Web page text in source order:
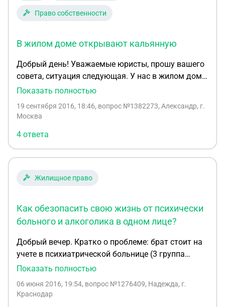
почему?Право собственности
В жилом доме открывают кальянную
Добрый день! Уважаемые юристы, прошу вашего
совета, ситуация следующая. У нас в жилом доме
на первом этаже открывают кальянную, что
предъявить претензии застройщику ? они и сдают
и есть ли законные способы бороться с этим?
Тоесть мы теперь получим бомжей и алкоголиков
под окнами и прочий криминаген. Какой порядок
действий, напишите пожалуйста? есть ли
подобный опыт? судебная практика в этом
Показать полностью
19 сентября 2016, 18:46, вопрос №1382273, Александр, г.
Москва
4 ответа
Жилищное право
Как обезопасить свою жизнь от психически
больного и алкоголика в одном лице?
Добрый вечер. Кратко о проблеме: брат стоит на
учете в психиатрической больнице (3 группа
инвалидности), алкоголик, агрессивное поведение
обеда до полночи, словесная угроза жизни мне и
Показать полностью
06 июня 2016, 19:54, вопрос №1276409, Надежда, г.
Краснодар